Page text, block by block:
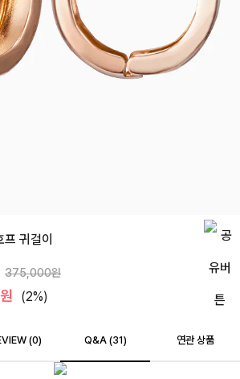
귀걸이
375,000원
(2%)
(0) Q&A (31) 연관 상품